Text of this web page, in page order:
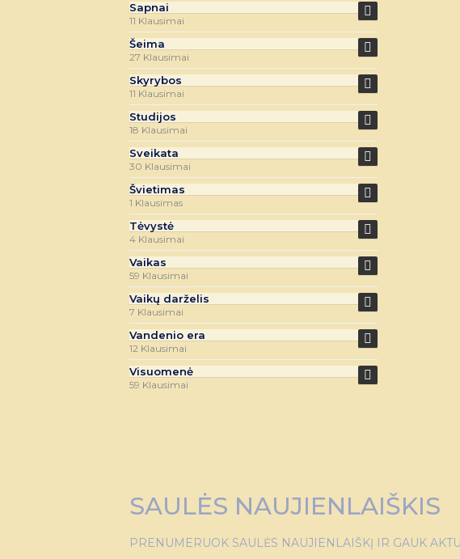
Sapnai
11 Klausimai
Šeima
27 Klausimai
Skyrybos
11 Klausimai
Studijos
18 Klausimai
Sveikata
30 Klausimai
Švietimas
1 Klausimas
Tėvystė
4 Klausimai
Vaikas
59 Klausimai
Vaikų darželis
7 Klausimai
Vandenio era
12 Klausimai
Visuomenė
59 Klausimai
SAULĖS NAUJIENLAIŠKIS
PRENUMERUOK SAULĖS NAUJIENLAIŠKĮ IR GAUK